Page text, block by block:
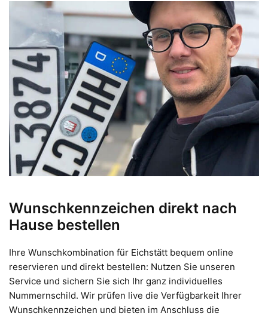
Wunschkennzeichen direkt nach
Hause bestellen
Ihre Wunschkombination für Eichstätt bequem online
reservieren und direkt bestellen: Nutzen Sie unseren
Service und sichern Sie sich Ihr ganz individuelles
Nummernschild. Wir prüfen live die Verfügbarkeit Ihrer
Wunschkennzeichen und bieten im Anschluss die